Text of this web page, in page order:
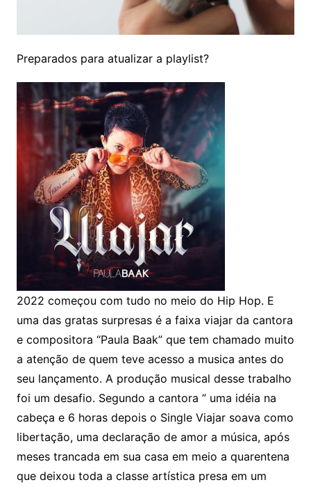
Preparados para atualizar a playlist?
2022 começou com tudo no meio do Hip Hop. E
uma das gratas surpresas é a faixa viajar da cantora
e compositora “Paula Baak” que tem chamado muito
a atenção de quem teve acesso a musica antes do
seu lançamento. A produção musical desse trabalho
foi um desafio. Segundo a cantora ” uma idéia na
cabeça e 6 horas depois o Single Viajar soava como
libertação, uma declaração de amor a música, após
meses trancada em sua casa em meio a quarentena
que deixou toda a classe artística presa em um